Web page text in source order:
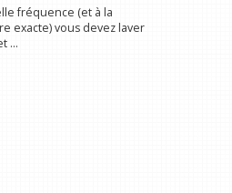
fréquence (et à la
exacte) vous devez laver
...